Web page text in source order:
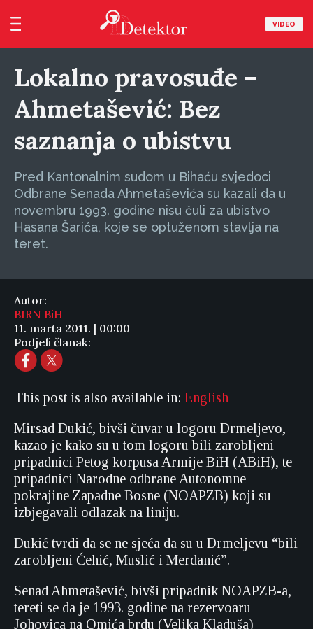
VIDEO
Lokalno pravosuđe –
Ahmetašević: Bez
saznanja o ubistvu
Pred Kantonalnim sudom u Bihaću svjedoci
Odbrane Senada Ahmetaševića su kazali da u
novembru 1993. godine nisu čuli za ubistvo
Hasana Šarića, koje se optuženom stavlja na
teret.
Autor:
BIRN BiH
11. marta 2011. | 00:00
Podjeli članak:
This post is also available in: English
Mirsad Dukić, bivši čuvar u logoru Drmeljevo,
kazao je kako su u tom logoru bili zarobljeni
pripadnici Petog korpusa Armije BiH (ABiH), te
pripadnici Narodne odbrane Autonomne
pokrajine Zapadne Bosne (NOAPZB) koji su
izbjegavali odlazak na liniju.
Dukić tvrdi da se ne sjeća da su u Drmeljevu “bili
zarobljeni Ćehić, Muslić i Merdanić”.
Senad Ahmetašević, bivši pripadnik NOAPZB-a,
tereti se da je 1993. godine na rezervoaru
Johovica na Omića brdu (Velika Kladuša)